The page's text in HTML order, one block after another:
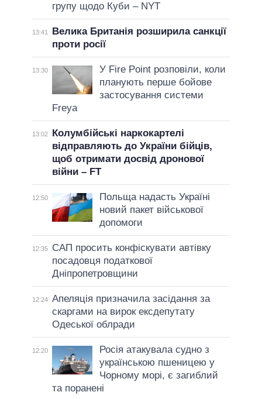
групу щодо Куби – NYT
13:41
Велика Британія розширила санкції
проти росії
13:30
У Fire Point розповіли, коли
планують перше бойове
застосування системи
Freya
13:02
Колумбійські наркокартелі
відправляють до України бійців,
щоб отримати досвід дронової
війни – FT
12:50
Польща надасть Україні
новий пакет військової
допомоги
12:35
САП просить конфіскувати автівку
посадовця податкової
Дніпропетровщини
12:24 Апеляція призначила засідання за
скаргами на вирок ексдепутату
Одеської облради
12:20
Росія атакувала судно з
українською пшеницею у
Чорному морі, є загиблий
та поранені